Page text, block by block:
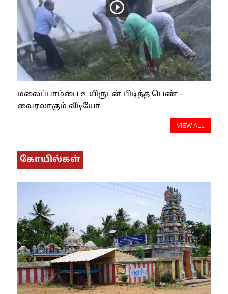
மலைப்பாம்பை உயிருடன் பிடித்த பெண் –
வைரலாகும் வீடியோ
VIEW ALL
கோயில்கள்